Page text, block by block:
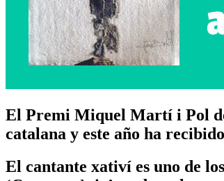
El Premi Miquel Martí i Pol
catalana y este año ha
El cantante xativí es uno de